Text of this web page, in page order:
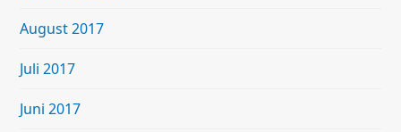
August 2017
Juli 2017
Juni 2017